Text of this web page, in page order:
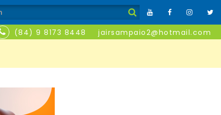
(84) 9 8173 8448 jairsampaio2@hotmail.com